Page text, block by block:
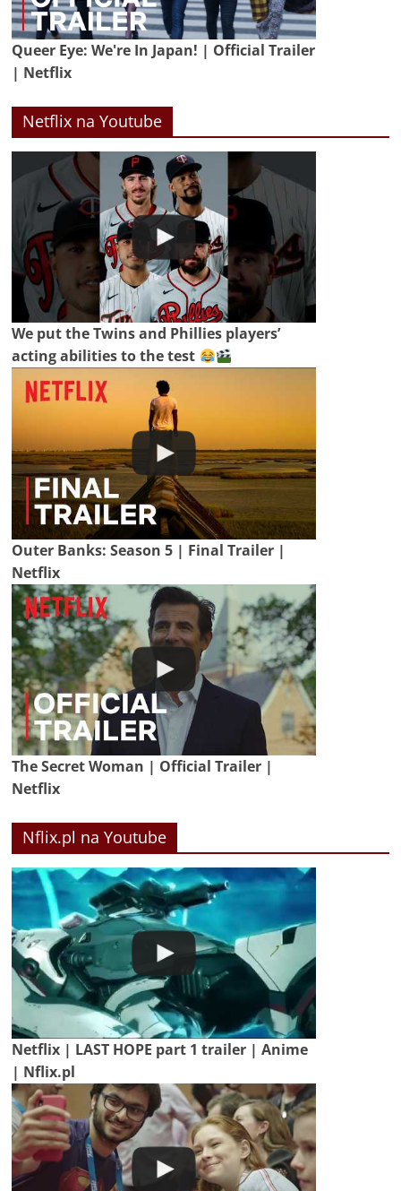
Queer Eye: We're In Japan! | Official Trailer
| Netflix
Netflix na Youtube
We put the Twins and Phillies players’
acting abilities to the test
Outer Banks: Season 5 | Final Trailer |
Netflix
The Secret Woman | Official Trailer |
Netflix
Nflix.pl na Youtube
Netflix | LAST HOPE part 1 trailer | Anime
| Nflix.pl